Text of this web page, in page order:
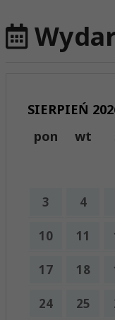
SIERPIEŃ
pon
wt
3 4
10 11
17 18
24 25